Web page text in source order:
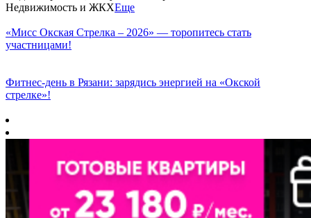
Недвижимость и ЖКХЕще
«Мисс Окская Стрелка – 2026» — торопитесь стать
участницами!
Фитнес‑день в Рязани: зарядись энергией на «Окской
стрелке»!